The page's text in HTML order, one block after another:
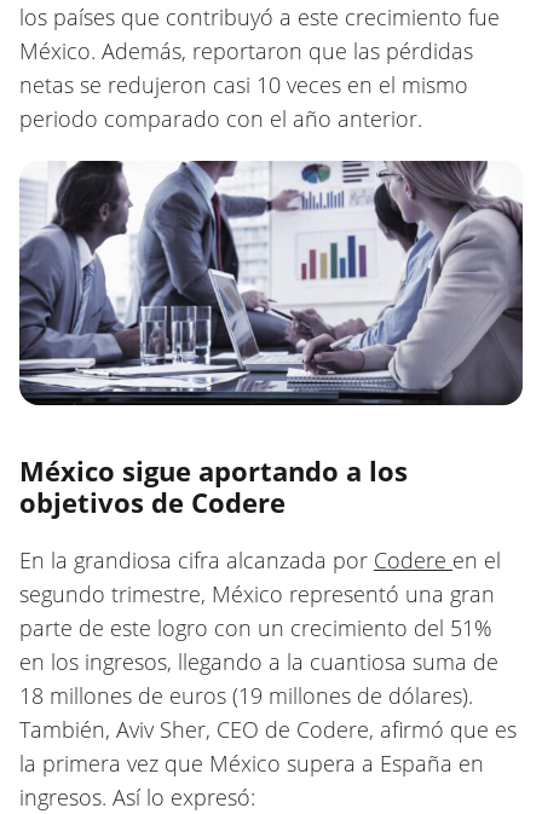
los países que contribuyó a este crecimiento fue
México. Además, reportaron que las pérdidas
netas se redujeron casi 10 veces en el mismo
periodo comparado con el año anterior.
México sigue aportando a los
objetivos de Codere
En la grandiosa cifra alcanzada por Codere en el
segundo trimestre, México representó una gran
parte de este logro con un crecimiento del 51%
en los ingresos, llegando a la cuantiosa suma de
18 millones de euros (19 millones de dólares).
También, Aviv Sher, CEO de Codere, afirmó que es
la primera vez que México supera a España en
ingresos. Así lo expresó: